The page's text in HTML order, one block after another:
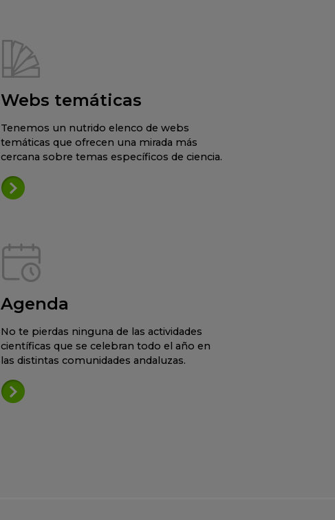
Webs temáticas
Tenemos un nutrido elenco de webs
temáticas que ofrecen una mirada más
cercana sobre temas específicos de ciencia.
Agenda
No te pierdas ninguna de las actividades
científicas que se celebran todo el año en
las distintas comunidades andaluzas.